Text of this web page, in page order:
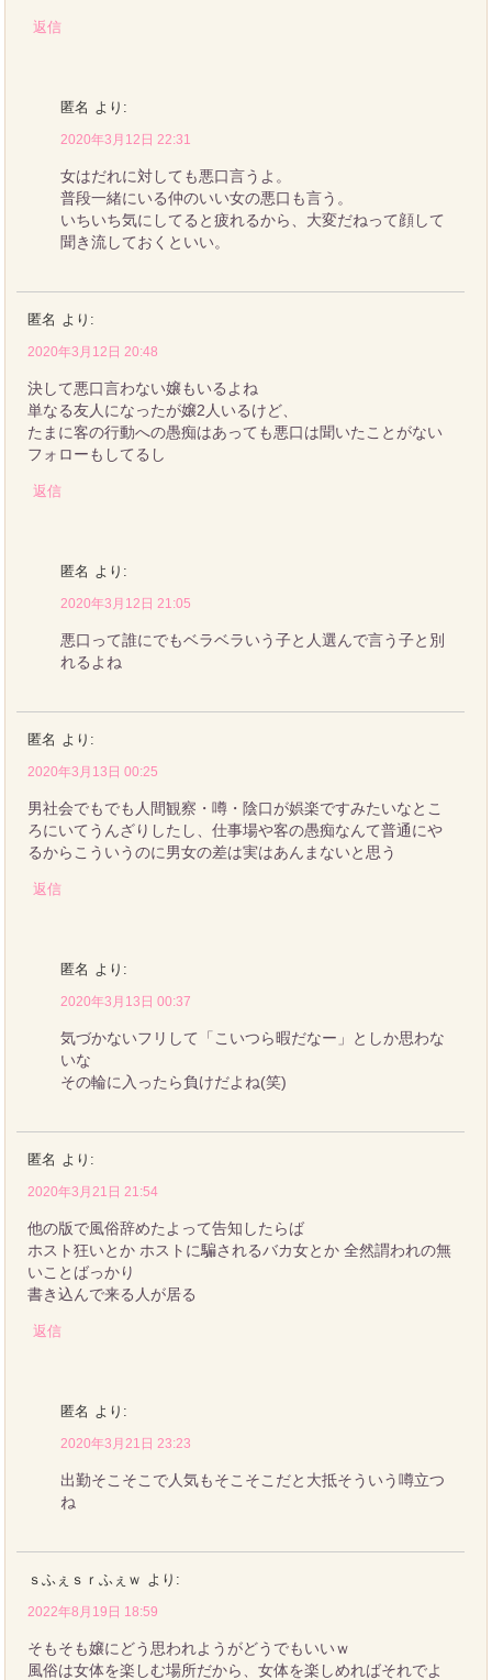
返信
匿名 より:
2020年3月12日 22:31
女はだれに対しても悪口言うよ。
普段一緒にいる仲のいい女の悪口も言う。
いちいち気にしてると疲れるから、大変だねって顔して
聞き流しておくといい。
匿名 より:
2020年3月12日 20:48
決して悪口言わない嬢もいるよね
単なる友人になったが嬢2人いるけど、
たまに客の行動への愚痴はあっても悪口は聞いたことがない
フォローもしてるし
返信
匿名 より:
2020年3月12日 21:05
悪口って誰にでもベラベラいう子と人選んで言う子と別
れるよね
匿名 より:
2020年3月13日 00:25
男社会でもでも人間観察・噂・陰口が娯楽ですみたいなとこ
ろにいてうんざりしたし、仕事場や客の愚痴なんて普通にや
るからこういうのに男女の差は実はあんまないと思う
返信
匿名 より:
2020年3月13日 00:37
気づかないフリして「こいつら暇だなー」としか思わな
いな
その輪に入ったら負けだよね(笑)
匿名 より:
2020年3月21日 21:54
他の版で風俗辞めたよって告知したらば
ホスト狂いとか ホストに騙されるバカ女とか 全然謂われの無
いことばっかり
書き込んで来る人が居る
返信
匿名 より:
2020年3月21日 23:23
出勤そこそこで人気もそこそこだと大抵そういう噂立つ
ね
ｓふぇｓｒふぇｗ より:
2022年8月19日 18:59
そもそも嬢にどう思われようがどうでもいいｗ
風俗は女体を楽しむ場所だから、女体を楽しめればそれでよ